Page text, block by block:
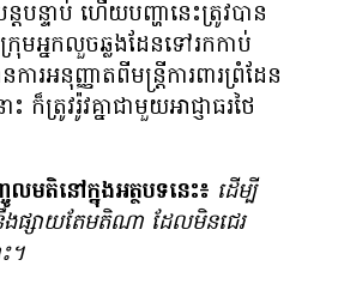
តបន្ទាប់​ ហើយ​បញ្ហា​នេះ​ត្រូវ​បាន​
ម​អ្នក​លួច​ឆ្លង​ដែន​ទៅ​រក​កាប់​
រ​អនុញ្ញាត​ពី​មន្ត្រី​ការពារ​ព្រំដែន​
ះ​ ក៏​ត្រូវរ៉ូវ​គ្នា​ជាមួយ​អាជ្ញាធរ​ថៃ
មតិនៅក្នុងអត្ថបទនេះ៖ ដើម្បី​
ញុំ​នឹង​ផ្សាយ​តែ​មតិ​ណា ដែល​មិន​ជេរ​
។